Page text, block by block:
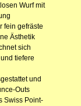
Wurf mit
fein gefräste
Ästhetik
sich
tiefere
und
Outs
Swiss Point-